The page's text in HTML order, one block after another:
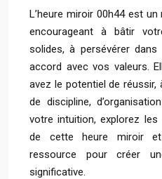
L’heure miroir 00h44 est
encourageant à bâtir
solides, à persévérer
accord avec vos valeurs.
avez le potentiel de
de discipline,
votre intuition, explorez
de cette heure miroir
ressource pour créer
significative.